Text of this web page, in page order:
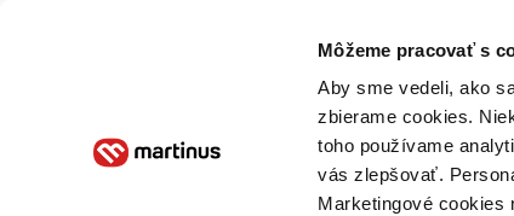
Môžeme pracovať s
Aby sme vedeli, ako
zbierame cookies.
toho používame
vás zlepšovať.
Marketingové cookies
Poukážky